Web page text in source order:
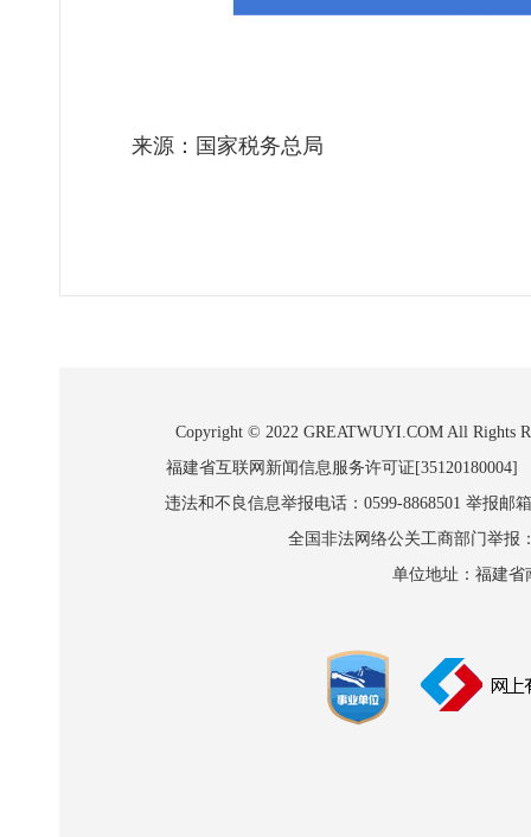
来源：国家税务总局
Copyright © 2022 GREATWUYI.COM All Rights
福建省互联网新闻信息服务许可证
违法和不良信息举报电话：0599-8868501 举报邮
全国非法网络公关工商部门举报
单位地址：福建省